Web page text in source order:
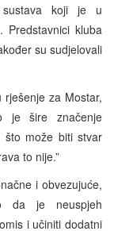
koji je u
Predstavnici kluba
su sudjelovali
za Mostar,
je šire značenje
što može biti stvar
to nije.”
i obvezujuće,
da je neuspjeh
i učiniti dodatni